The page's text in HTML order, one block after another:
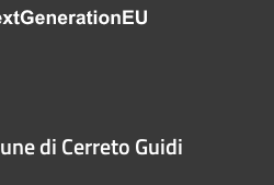
di Cerreto Guidi